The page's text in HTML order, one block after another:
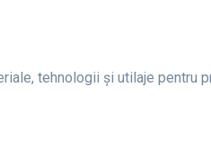
tehnologii şi utilaje pentru